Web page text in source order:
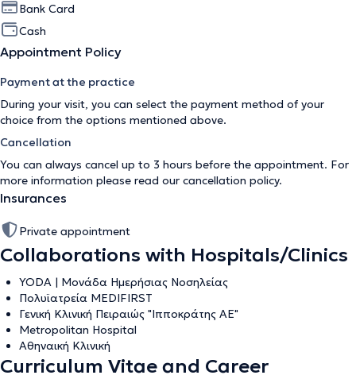
Bank Card
Cash
Appointment Policy
Payment at the practice
During your visit, you can select the payment method of your
choice from the options mentioned above.
Cancellation
You can always cancel up to 3 hours before the appointment. For
more information please read our cancellation policy.
Insurances
Private appointment
Collaborations with Hospitals/Clinics
YODA | Μονάδα Ημερήσιας Νοσηλείας
Πολυϊατρεία MEDIFIRST
Γενική Κλινική Πειραιώς "Ιπποκράτης ΑΕ"
Metropolitan Hospital
Aθηναική Κλινική
Curriculum Vitae and Career